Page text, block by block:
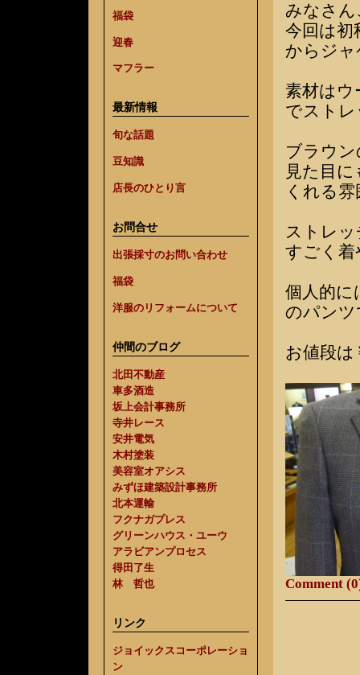
福袋
迎春
マフラー
最新情報
旬な話題
豆知識
店長のひとり言
お問合せ
出張採寸のお問い合わせ
福袋
洋服のリフォームについて
仲間のブログ
北田不動産
車多酒造
坂上会計事務所
寺井レース
安井電気
木村塗装
美容室オアシス
みずほ建築設計事務所
北本運輸
フクナガプレス
グリーンハウス・ユーウ
アラビアンプロセス
得田了生
林 哲也
リンク
ジョイックスコーポレーショ
ン
みなさ
今回は初
からジ
素材はウ
でスト
ブラウ
見た目
くれる
ストレ
すごく
個人的に
のパン
お値段は
Comment